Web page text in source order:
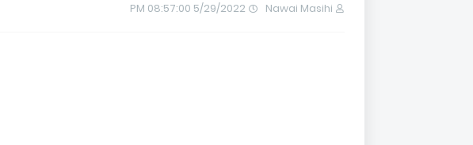
Nawai Masihi
5/29/2022 08:57:00 PM